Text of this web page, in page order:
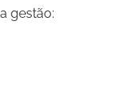
gestão: